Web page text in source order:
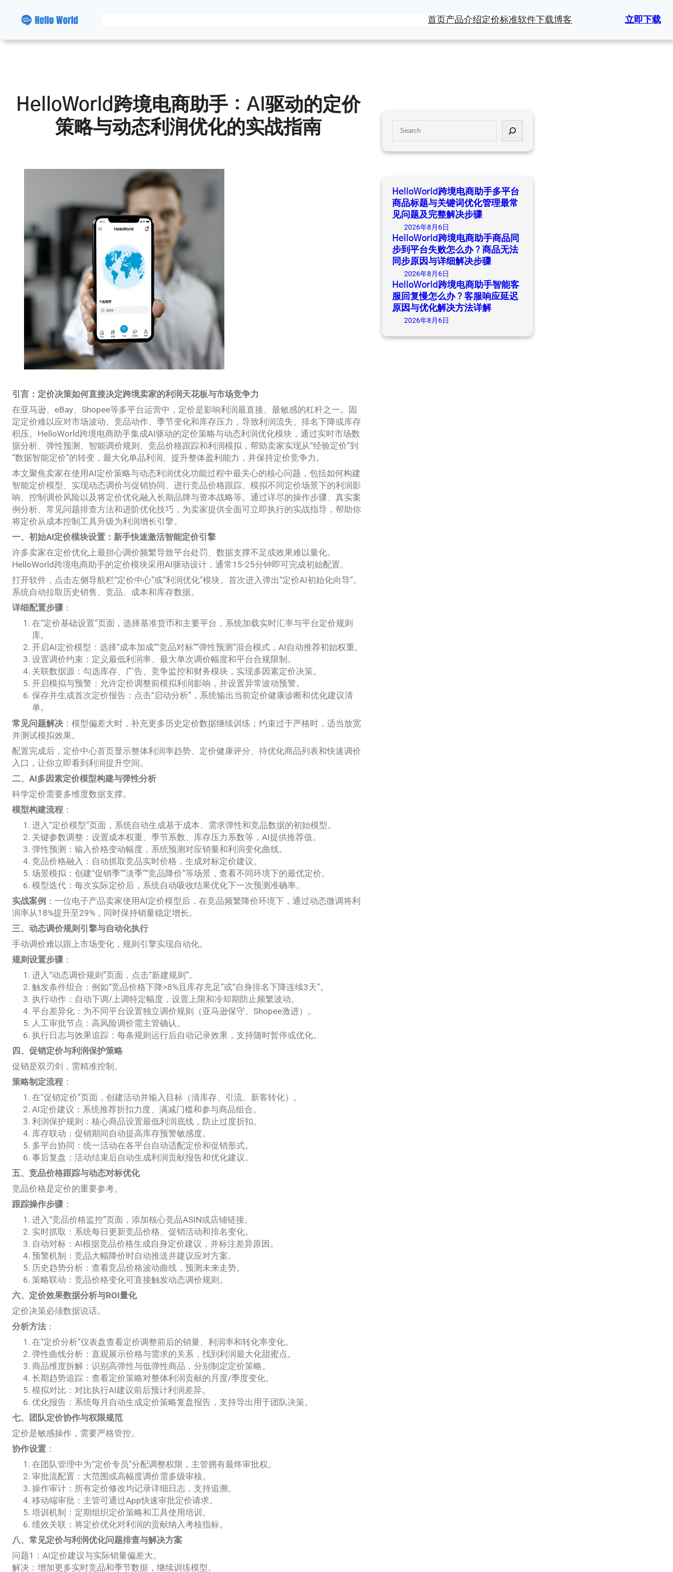
容
首页产品介绍定价标准软件下载博客 立即下载
HelloWorld跨境电商助手：AI驱动的定价
策略与动态利润优化的实战指南
引言：定价决策如何直接决定跨境卖家的利润天花板与市场竞争力
在亚马逊、eBay、Shopee等多平台运营中，定价是影响利润最直接、最敏感的杠杆之一。固
定定价难以应对市场波动、竞品动作、季节变化和库存压力，导致利润流失、排名下降或库存
积压。HelloWorld跨境电商助手集成AI驱动的定价策略与动态利润优化模块，通过实时市场数
据分析、弹性预测、智能调价规则、竞品价格跟踪和利润模拟，帮助卖家实现从“经验定价”到
“数据智能定价”的转变，最大化单品利润、提升整体盈利能力，并保持定价竞争力。
本文聚焦卖家在使用AI定价策略与动态利润优化功能过程中最关心的核心问题，包括如何构建
智能定价模型、实现动态调价与促销协同、进行竞品价格跟踪、模拟不同定价场景下的利润影
响、控制调价风险以及将定价优化融入长期品牌与资本战略等。通过详尽的操作步骤、真实案
例分析、常见问题排查方法和进阶优化技巧，为卖家提供全面可立即执行的实战指导，帮助你
将定价从成本控制工具升级为利润增长引擎。
一、初始AI定价模块设置：新手快速激活智能定价引擎
许多卖家在定价优化上最担心调价频繁导致平台处罚、数据支撑不足或效果难以量化。
HelloWorld跨境电商助手的定价模块采用AI驱动设计，通常15-25分钟即可完成初始配置。
打开软件，点击左侧导航栏“定价中心”或“利润优化”模块。首次进入弹出“定价AI初始化向导”。
系统自动拉取历史销售、竞品、成本和库存数据。
详细配置步骤 ：
在“定价基础设置”页面，选择基准货币和主要平台，系统加载实时汇率与平台定价规则
库。
开启AI定价模型：选择“成本加成”“竞品对标”“弹性预测”混合模式，AI自动推荐初始权重。
设置调价约束：定义最低利润率、最大单次调价幅度和平台合规限制。
关联数据源：勾选库存、广告、竞争监控和财务模块，实现多因素定价决策。
开启模拟与预警：允许定价调整前模拟利润影响，并设置异常波动预警。
保存并生成首次定价报告：点击“启动分析”，系统输出当前定价健康诊断和优化建议清
单。
常见问题解决 ：模型偏差大时，补充更多历史定价数据继续训练；约束过于严格时，适当放宽
并测试模拟效果。
配置完成后，定价中心首页显示整体利润率趋势、定价健康评分、待优化商品列表和快速调价
入口，让你立即看到利润提升空间。
二、AI多因素定价模型构建与弹性分析
科学定价需要多维度数据支撑。
模型构建流程 ：
进入“定价模型”页面，系统自动生成基于成本、需求弹性和竞品数据的初始模型。
关键参数调整：设置成本权重、季节系数、库存压力系数等，AI提供推荐值。
弹性预测：输入价格变动幅度，系统预测对应销量和利润变化曲线。
竞品价格融入：自动抓取竞品实时价格，生成对标定价建议。
场景模拟：创建“促销季”“淡季”“竞品降价”等场景，查看不同环境下的最优定价。
模型迭代：每次实际定价后，系统自动吸收结果优化下一次预测准确率。
实战案例 ：一位电子产品卖家使用AI定价模型后，在竞品频繁降价环境下，通过动态微调将利
润率从18%提升至29%，同时保持销量稳定增长。
三、动态调价规则引擎与自动化执行
手动调价难以跟上市场变化，规则引擎实现自动化。
规则设置步骤 ：
进入“动态调价规则”页面，点击“新建规则”。
触发条件组合：例如“竞品价格下降>8%且库存充足”或“自身排名下降连续3天”。
执行动作：自动下调/上调特定幅度，设置上限和冷却期防止频繁波动。
平台差异化：为不同平台设置独立调价规则（亚马逊保守、Shopee激进）。
人工审批节点：高风险调价需主管确认。
执行日志与效果追踪：每条规则运行后自动记录效果，支持随时暂停或优化。
四、促销定价与利润保护策略
促销是双刃剑，需精准控制。
策略制定流程 ：
在“促销定价”页面，创建活动并输入目标（清库存、引流、新客转化）。
AI定价建议：系统推荐折扣力度、满减门槛和参与商品组合。
利润保护规则：核心商品设置最低利润底线，防止过度折扣。
库存联动：促销期间自动提高库存预警敏感度。
多平台协同：统一活动在各平台自动适配定价和促销形式。
事后复盘：活动结束后自动生成利润贡献报告和优化建议。
五、竞品价格跟踪与动态对标优化
竞品价格是定价的重要参考。
跟踪操作步骤 ：
进入“竞品价格监控”页面，添加核心竞品ASIN或店铺链接。
实时抓取：系统每日更新竞品价格、促销活动和排名变化。
自动对标：AI根据竞品价格生成自身定价建议，并标注差异原因。
预警机制：竞品大幅降价时自动推送并建议应对方案。
历史趋势分析：查看竞品价格波动曲线，预测未来走势。
策略联动：竞品价格变化可直接触发动态调价规则。
六、定价效果数据分析与ROI量化
定价决策必须数据说话。
分析方法 ：
在“定价分析”仪表盘查看定价调整前后的销量、利润率和转化率变化。
弹性曲线分析：直观展示价格与需求的关系，找到利润最大化甜蜜点。
商品维度拆解：识别高弹性与低弹性商品，分别制定定价策略。
长期趋势追踪：查看定价策略对整体利润贡献的月度/季度变化。
模拟对比：对比执行AI建议前后预计利润差异。
优化报告：系统每月自动生成定价策略复盘报告，支持导出用于团队决策。
七、团队定价协作与权限规范
定价是敏感操作，需要严格管控。
协作设置 ：
在团队管理中为“定价专员”分配调整权限，主管拥有最终审批权。
审批流配置：大范围或高幅度调价需多级审核。
操作审计：所有定价修改均记录详细日志，支持追溯。
移动端审批：主管可通过App快速审批定价请求。
培训机制：定期组织定价策略和工具使用培训。
绩效关联：将定价优化对利润的贡献纳入考核指标。
八、常见定价与利润优化问题排查与解决方案
问题1：AI定价建议与实际销量偏差大。
解决：增加更多实时竞品和季节数据，继续训练模型。
a
h
HelloWorld跨境电商助手多平台
商品标题与关键词优化管理最常
见问题及完整解决步骤
2026年8月6日
HelloWorld跨境电商助手商品同
步到平台失败怎么办？商品无法
同步原因与详细解决步骤
2026年8月6日
HelloWorld跨境电商助手智能客
服回复慢怎么办？客服响应延迟
原因与优化解决方法详解
2026年8月6日